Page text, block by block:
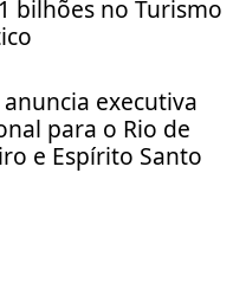
bilhões no Turismo
executiva
para o Rio de
e Espírito Santo